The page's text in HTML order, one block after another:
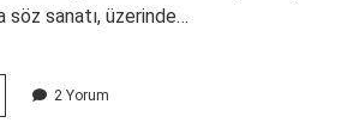
söz sanatı, üzerinde…
2 Yorum